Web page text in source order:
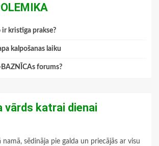
kristīga prakse?
kalpošanas laiku
forums?
vārds katrai dienai
namā, sēdināja pie galda un priecājās ar visu